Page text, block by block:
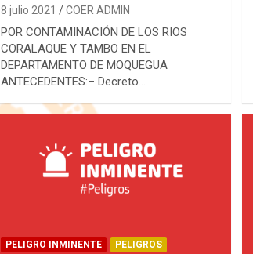
8 julio 2021 COER ADMIN
POR CONTAMINACIÓN DE LOS RIOS
CORALAQUE Y TAMBO EN EL
DEPARTAMENTO DE MOQUEGUA
ANTECEDENTES:– Decreto…
PELIGRO INMINENTE PELIGROS